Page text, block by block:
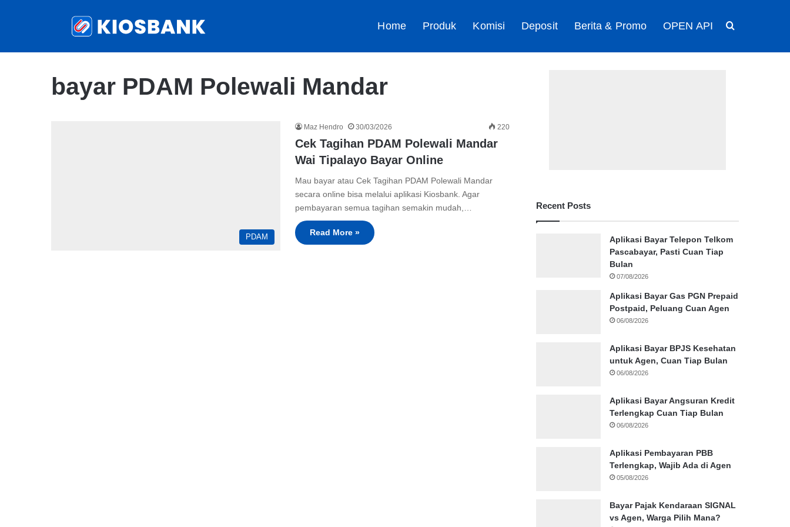
Home Produk Komisi Deposit Berita & Promo OPEN API
bayar PDAM Polewali Mandar
PDAM
Maz Hendro 30/03/2026 220
Cek Tagihan PDAM Polewali Mandar
Wai Tipalayo Bayar Online
Mau bayar atau Cek Tagihan PDAM Polewali Mandar
secara online bisa melalui aplikasi Kiosbank. Agar
pembayaran semua tagihan semakin mudah,…
Read More »
Recent Posts
Aplikasi Bayar Telepon Telkom
Pascabayar, Pasti Cuan Tiap
Bulan
07/08/2026
Aplikasi Bayar Gas PGN Prepaid
Postpaid, Peluang Cuan Agen
06/08/2026
Aplikasi Bayar BPJS Kesehatan
untuk Agen, Cuan Tiap Bulan
06/08/2026
Aplikasi Bayar Angsuran Kredit
Terlengkap Cuan Tiap Bulan
06/08/2026
Aplikasi Pembayaran PBB
Terlengkap, Wajib Ada di Agen
05/08/2026
Bayar Pajak Kendaraan SIGNAL
vs Agen, Warga Pilih Mana?